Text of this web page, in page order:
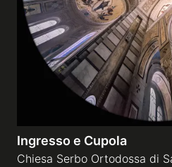
Ingresso e Cupola
Chiesa Serbo Ortodossa di